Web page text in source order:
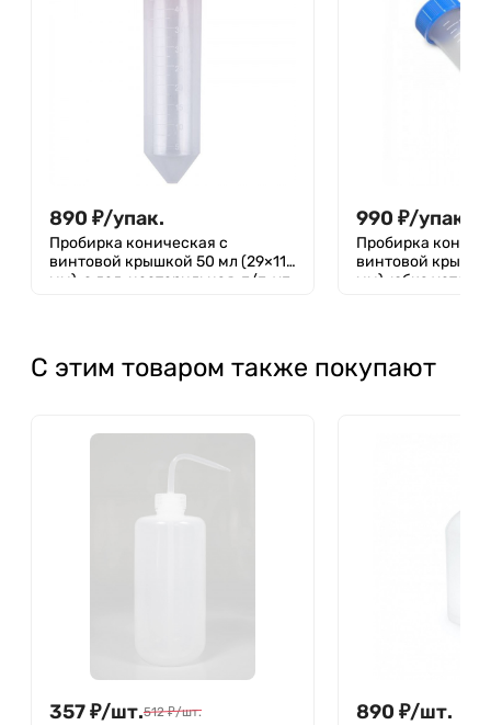
890 ₽/упак.
Пробирка коническая с
винтовой крышкой 50 мл (29×117
мм), с дел, нестерильная, п/п, уп.
990 ₽/упак.
Пробирка
винтовой
мм), юбка
С этим товаром также покупают
357₽/шт.512 ₽/шт. 890 ₽/шт.